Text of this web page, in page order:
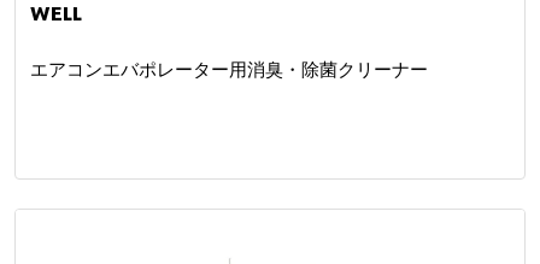
WELL
エアコンエバポレーター用消臭・除菌クリーナー